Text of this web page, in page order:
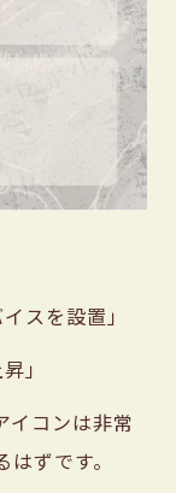
スを設置」
」
イコンは非常
ずです。